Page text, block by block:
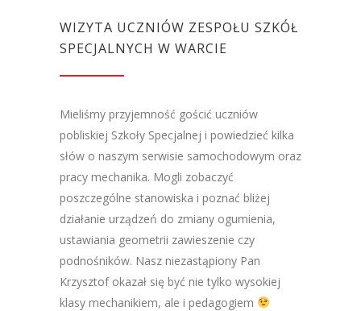
WIZYTA UCZNIÓW ZESPOŁU SZKÓŁ
SPECJALNYCH W WARCIE
Mieliśmy przyjemność gościć uczniów
pobliskiej Szkoły Specjalnej i powiedzieć kilka
słów o naszym serwisie samochodowym oraz
pracy mechanika. Mogli zobaczyć
poszczególne stanowiska i poznać bliżej
działanie urządzeń do zmiany ogumienia,
ustawiania geometrii zawieszenie czy
podnośników. Nasz niezastąpiony Pan
Krzysztof okazał się być nie tylko wysokiej
klasy mechanikiem, ale i pedagogiem